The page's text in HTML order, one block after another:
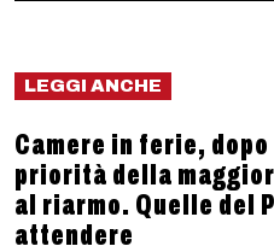
LEGGI ANCHE
Camere in ferie,
priorità della
al riarmo. Quelle del
attendere